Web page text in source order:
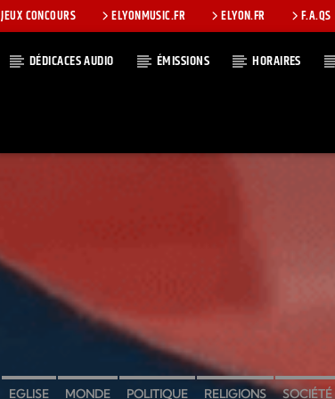
JEUX CONCOURS ELYONMUSIC.FR ELYON.FR F.A.QS
DÉDICACES AUDIO ÉMISSIONS HORAIRES
EGLISE MONDE POLITIQUE RELIGIONS SOCIÉTÉ